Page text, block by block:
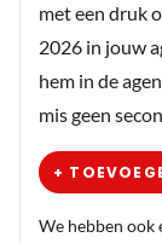
met een druk
2026 in jouw
hem in de
mis geen
+
We hebben ook